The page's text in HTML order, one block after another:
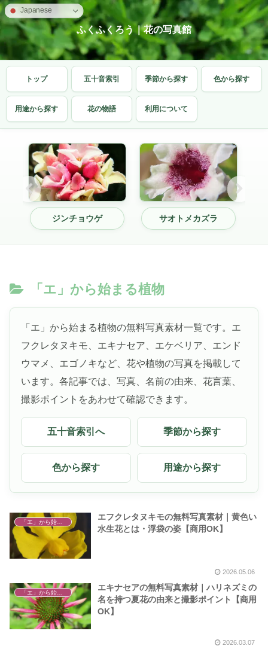
ふくふくろう｜花の写真館
トップ 五十音索引 季節から探す 色から探す
用途から探す 花の物語 利用について
ジンチョウゲ サオトメカズラ
「エ」から始まる植物
「エ」から始まる植物の無料写真素材一覧です。エ
フクレタヌキモ、エキナセア、エケベリア、エンド
ウマメ、エゴノキなど、花や植物の写真を掲載して
います。各記事では、写真、名前の由来、花言葉、
撮影ポイントをあわせて確認できます。
五十音索引へ 季節から探す
色から探す 用途から探す
「エ」から始まる植物
エフクレタヌキモの無料写真素材｜黄色い
水生花とは・浮袋の姿【商用OK】
2026.05.06
エキナセアの無料写真素材｜ハリネズミの
名を持つ夏花の由来と撮影ポイント【商用
OK】
2026.03.07
Japanese